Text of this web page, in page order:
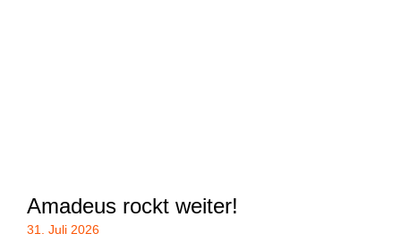
Amadeus rockt weiter!
31. Juli 2026